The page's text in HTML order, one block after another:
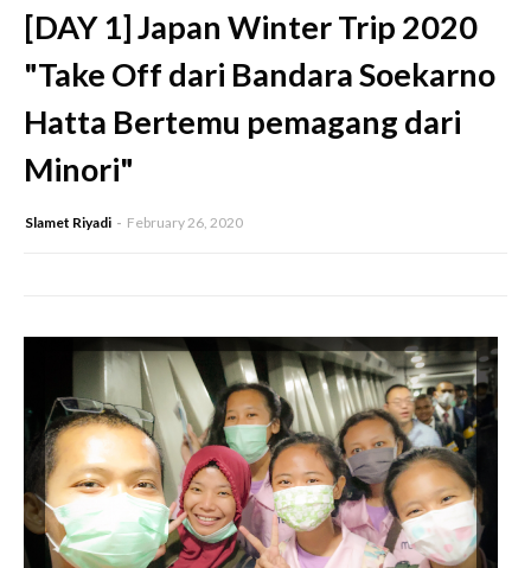
[DAY 1] Japan Winter Trip 2020
"Take Off dari Bandara Soekarno
Hatta Bertemu pemagang dari
Minori"
Slamet Riyadi February 26, 2020